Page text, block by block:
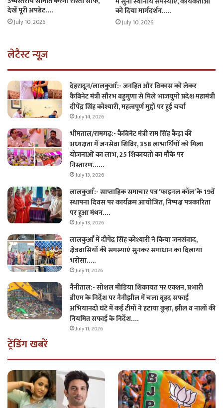
देखें पूरी अपडेट….
July 10, 2026
को दिया मार्गदर्शन…..
July 10, 2026
लेटैस्ट न्यूज़
देहरादून/लालकुआँ:- जनहित और विकास को लेकर
कैबिनेट मंत्री सौरभ बहुगुणा से मिले भाजयुमो प्रदेश महामंत्री
दीपेंद्र सिंह कोश्यारी, महत्वपूर्ण मुद्दों पर हुई चर्चा
July 14, 2026
भीमताल/रामगढ़:- कैबिनेट मंत्री राम सिंह कैड़ा की
अध्यक्षता में जनसेवा शिविर, 358 लाभार्थियों को मिला
योजनाओं का लाभ, 25 शिकायतों का मौके पर
निस्तारण……
July 13, 2026
लालकुआँ:- साप्ताहिक समाचार पत्र ‘फाइनल कॉल’ के 19वें
स्थापना दिवस पर कार्यक्रम आयोजित, निष्पक्ष पत्रकारिता
पर हुआ मंथन….
July 13, 2026
लालकुआँ में दीपेंद्र सिंह कोश्यारी ने किया जनसंवाद,
क्षेत्रवासियों की समस्याएं सुनकर समाधान का दिलाया
भरोसा…..
July 11, 2026
नैनीताल:- सोशल मीडिया शिकायत पर एक्शन, प्रभारी
डीएम के निर्देश पर नैनीझील में चला बृहद सफाई
अभियानदो घंटे में कई टीमों ने हटाया कूड़ा, झील व नालों की
नियमित सफाई के निर्देश….
July 11, 2026
ट्रेंडिंग खबरें